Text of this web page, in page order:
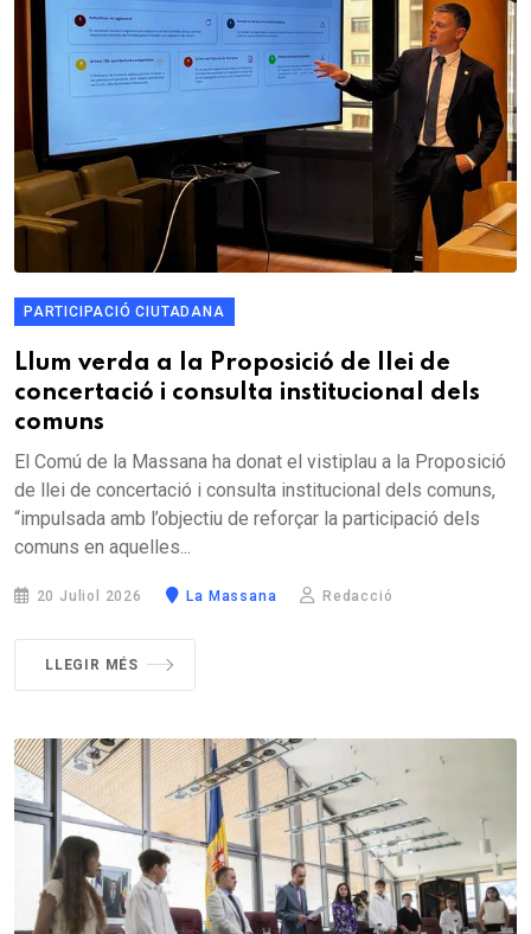
PARTICIPACIÓ CIUTADANA
Llum verda a la Proposició de llei de
concertació i consulta institucional dels
comuns
El Comú de la Massana ha donat el vistiplau a la Proposició
de llei de concertació i consulta institucional dels comuns,
“impulsada amb l’objectiu de reforçar la participació dels
comuns en aquelles...
20 Juliol 2026 La Massana Redacció
LLEGIR MÉS